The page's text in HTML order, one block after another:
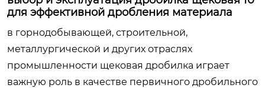
для эффективной дробления материала
в горнодобывающей, строительной,
металлургической и других отраслях
промышленности щековая дробилка играет
важную роль в качестве первичного дробильного